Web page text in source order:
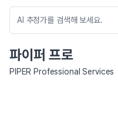
파이퍼 프로
PIPER Professional Services